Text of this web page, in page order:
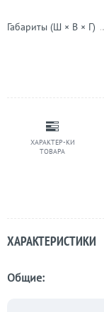
ХАРАКТЕР-КИ
ТОВАРА
Габариты (Ш × В × Г)
ХАРАКТЕРИСТИКИ
Общие: